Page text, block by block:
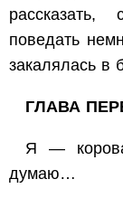
поведать
закалялась в
ГЛАВА
Я —
думаю…